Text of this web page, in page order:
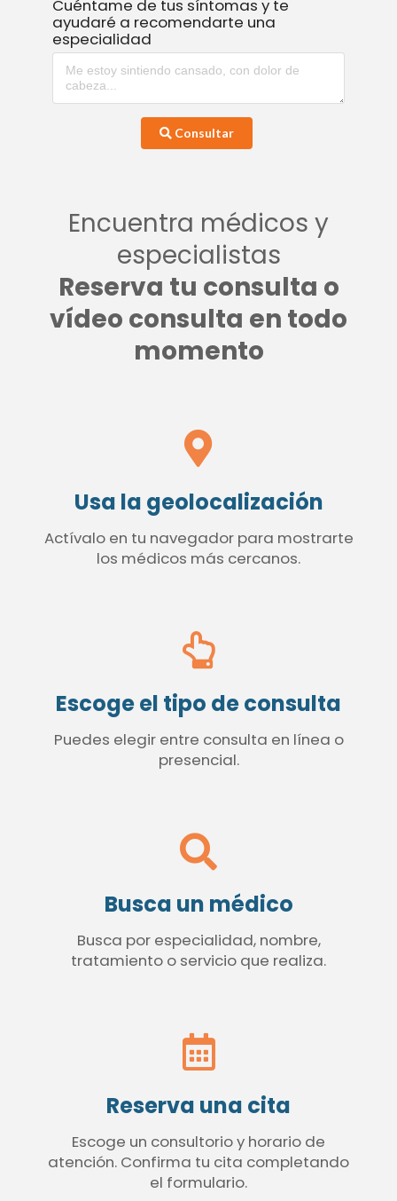
Cuéntame de tus síntomas y te
ayudaré a recomendarte una
especialidad
Consultar
Encuentra médicos y
especialistas
Reserva tu consulta o
vídeo consulta en todo
momento
Usa la geolocalización
Actívalo en tu navegador para mostrarte
los médicos más cercanos.
Escoge el tipo de consulta
Puedes elegir entre consulta en línea o
presencial.
Busca un médico
Busca por especialidad, nombre,
tratamiento o servicio que realiza.
Reserva una cita
Escoge un consultorio y horario de
atención. Confirma tu cita completando
el formulario.